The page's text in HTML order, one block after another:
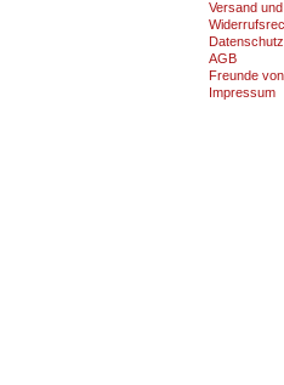
Versand
Datenschutz
AGB
Freunde
Impressum